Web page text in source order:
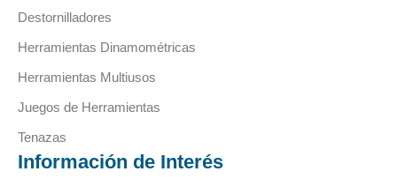
Destornilladores
Herramientas Dinamométricas
Herramientas Multiusos
Juegos de Herramientas
Tenazas
Información de Interés